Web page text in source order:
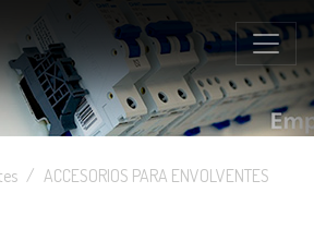
ACCESORIOS PARA ENVOLVENTES